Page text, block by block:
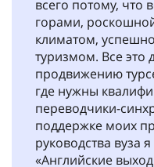
всего потому,
горами,
климатом,
туризмом. Все это
продвижению
где нужны
переводчики-
поддержке моих
руководства вуза
«Английские